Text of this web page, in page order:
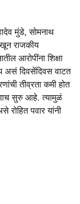
मुंडे, सोमनाथ
खून राजकीय
आरोपींना शिक्षा
असं दिवसेंदिवस वाटत
तीव्रता कमी होत
सुरु आहे. त्यामुळं
रोहित पवार यांनी